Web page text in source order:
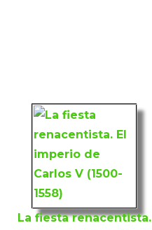
La fiesta renacentista.